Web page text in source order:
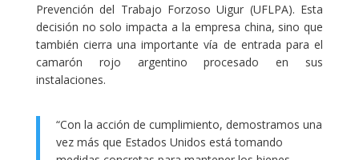
Prevención del Trabajo Forzoso Uigur (UFLPA). Esta
decisión no solo impacta a la empresa china, sino que
también cierra una importante vía de entrada para el
camarón rojo argentino procesado en sus
instalaciones.
“Con la acción de cumplimiento, demostramos una
vez más que Estados Unidos está tomando